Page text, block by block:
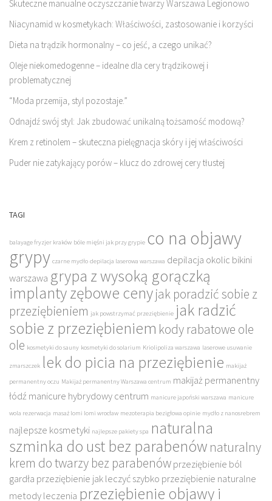
Skuteczne manualne oczyszczanie twarzy Warszawa Legionowo
Niacynamid w kosmetykach: Właściwości, zastosowanie i korzyści
Dieta na trądzik hormonalny – co jeść, a czego unikać?
Oleje niekomedogenne – idealne dla cery trądzikowej i
problematycznej
“Moda przemija, styl pozostaje.”
Odnajdź swój styl: Jak zbudować unikalną tożsamość modową?
Krem z retinolem – skuteczna pielęgnacja skóry i jej właściwości
Puder nie zatykający porów – klucz do zdrowej cery tłustej
TAGI
balayage fryzjer kraków bóle mięśni jak przy grypie co na objawy
grypy czarne mydło depilacja laserowa warszawa depilacja okolic bikini
warszawa grypa z wysoką gorączką
implanty zębowe cenyjak poradzić sobie z
przeziębieniem jak powstrzymać przeziębienie jak radzić
sobie z przeziębieniem kody rabatowe ole
ole kosmetyki do sauny kosmetyki do solarium Kriolipoliza warszawa laserowe usuwanie
zmarszczek lek do picia na przeziębienie makijaż
permanentny oczu Makijaż permanentny Warszawa centrum makijaż permanentny
łódź manicure hybrydowy centrum manicure japoński warszawa manicure
wola rezerwacja masaż lomi lomi wrocław mezoterapia bezigłowa opinie mydło z nanosrebrem
najlepsze kosmetyki najlepsze pakiety spa naturalna
szminka do ust bez parabenów naturalny
krem do twarzy bez parabenówprzeziębienie ból
gardła przeziębienie jak leczyć szybko przeziębienie naturalne
metody leczenia przeziębienie objawy i